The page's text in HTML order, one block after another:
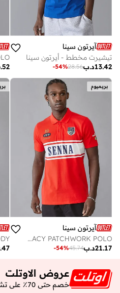
آيرتون سينا
تيشيرت مخطط - أيرتون سينا
د.ب13.42
28.56
-54%
بريميوم
آيرتون سينا
AS FW MENS LEGACY PATCHWORK POLO
د.ب21.17
45.74
-54%
عروض الاوتلت
خصم حتى 70٪ على تشكيلات مختارة